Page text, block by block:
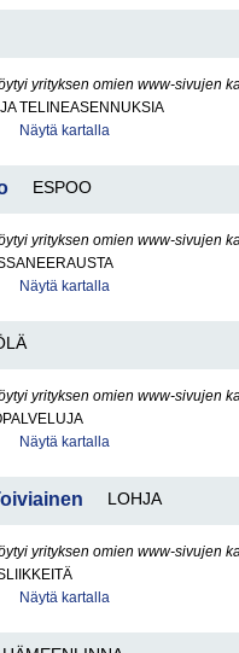
yrityksen omien www-sivujen
TELINEASENNUKSIA
Näytä kartalla
ESPOO
yrityksen omien www-sivujen
Näytä kartalla
yrityksen omien www-sivujen
Näytä kartalla
LOHJA
yrityksen omien www-sivujen
Näytä kartalla